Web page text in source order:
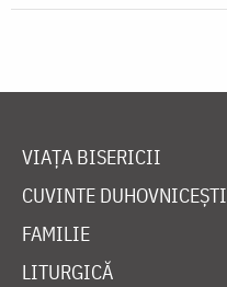
VIAȚA BISERICII
CUVINTE DUHOVNICEȘTI
FAMILIE
LITURGICĂ